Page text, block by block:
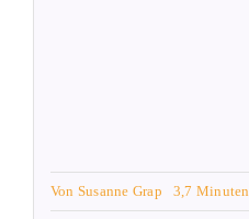
Von Susanne Grap 3,7 Minuten